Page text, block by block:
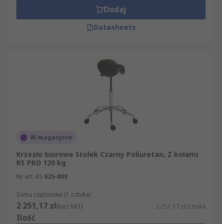
Dodaj
Datasheets
W magazynie
Krzesło biurowe Stołek Czarny Poliuretan, Z kołami
RS PRO 120 kg
Nr art. RS 625-809
Suma częściowa (1 sztuka)
2 251,17 zł(bez VAT) 2 251,17 zł/sztuka
Ilość